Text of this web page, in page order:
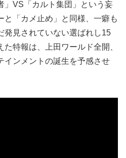
」VS「カルト集団」という妄
と「カメ止め」と同様、一癖も
発見されていない選ばれし15
た特報は、上田ワールド全開、
インメントの誕生を予感させ